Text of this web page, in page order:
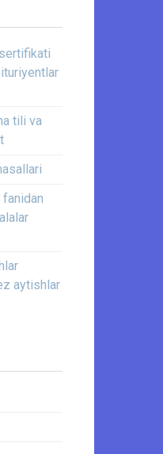
tili va
aytishlar